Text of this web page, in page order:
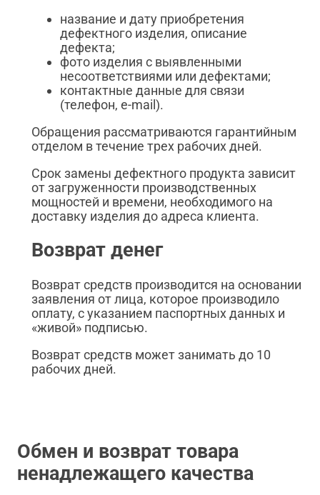
название и дату приобретения
дефектного изделия, описание
дефекта;
фото изделия с выявленными
несоответствиями или дефектами;
контактные данные для связи
(телефон, e-mail).
Обращения рассматриваются гарантийным
отделом в течение трех рабочих дней.
Срок замены дефектного продукта зависит
от загруженности производственных
мощностей и времени, необходимого на
доставку изделия до адреса клиента.
Возврат денег
Возврат средств производится на основании
заявления от лица, которое производило
оплату, с указанием паспортных данных и
«живой» подписью.
Возврат средств может занимать до 10
рабочих дней.
Обмен и возврат товара
ненадлежащего качества